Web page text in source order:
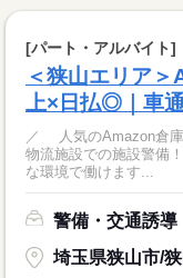
[パート・アルバイト]
＜狭山エリア
上×日払◎｜車
／ 人気のAmazon倉庫！
物流施設での施設警備
な環境で働けます...
警備・交通誘導
埼玉県狭山市/